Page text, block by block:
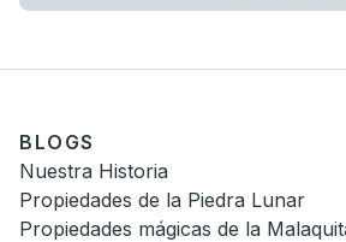
BLOGS
Nuestra Historia
Propiedades de la Piedra Lunar
Propiedades mágicas de la